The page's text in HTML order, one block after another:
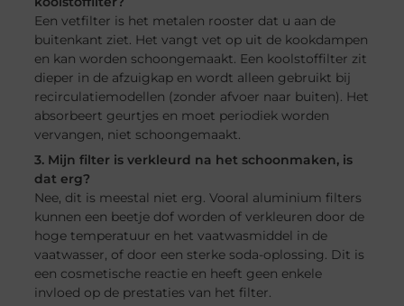
Een vetfilter is het metalen rooster dat u aan de
buitenkant ziet. Het vangt vet op uit de kookdampen
en kan worden schoongemaakt. Een koolstoffilter zit
dieper in de afzuigkap en wordt alleen gebruikt bij
recirculatiemodellen (zonder afvoer naar buiten). Het
absorbeert geurtjes en moet periodiek worden
vervangen, niet schoongemaakt.
3. Mijn filter is verkleurd na het schoonmaken, is
dat erg?
Nee, dit is meestal niet erg. Vooral aluminium filters
kunnen een beetje dof worden of verkleuren door de
hoge temperatuur en het vaatwasmiddel in de
vaatwasser, of door een sterke soda-oplossing. Dit is
een cosmetische reactie en heeft geen enkele
invloed op de prestaties van het filter.